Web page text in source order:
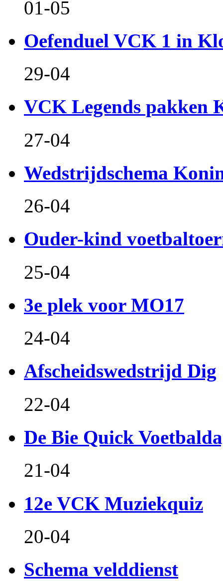
01-05
Oefenduel VCK 1 in
29-04
VCK Legends pakken
27-04
Wedstrijdschema
26-04
Ouder-kind
25-04
3e plek voor MO17
24-04
Afscheidswedstrijd Dig
22-04
De Bie Quick
21-04
12e VCK Muziekquiz
20-04
Schema velddienst